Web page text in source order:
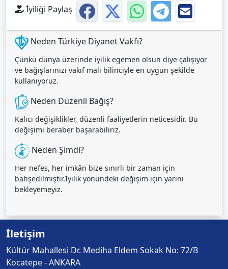
İyiliği Paylaş
Neden Türkiye Diyanet Vakfı?
Çünkü dünya üzerinde iyilik egemen olsun diye çalışıyor
ve bağışlarınızı vakıf malı bilinciyle en uygun şekilde
kullanıyoruz.
Neden Düzenli Bağış?
Kalıcı değişiklikler, düzenli faaliyetlerin neticesidir. Bu
değişimi beraber başarabiliriz.
Neden Şimdi?
Her nefes, her imkân bize sınırlı bir zaman için
bahşedilmiştir.İyilik yönündeki değişim için yarını
bekleyemeyiz.
İletişim
Kültür Mahallesi Dr. Mediha Eldem Sokak No: 72/B
Kocatepe - ANKARA